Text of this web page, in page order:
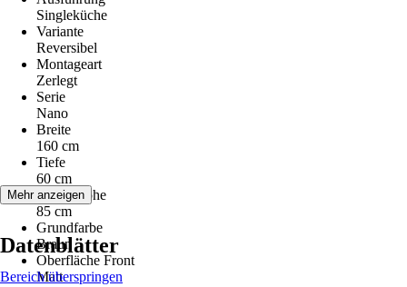
Singleküche
Variante
Reversibel
Montageart
Zerlegt
Serie
Nano
Breite
160 cm
Tiefe
60 cm
Arbeitshöhe
85 cm
Grundfarbe
Braun
Oberfläche Front
Matt
Mehr anzeigen
Datenblätter
Bereich überspringen